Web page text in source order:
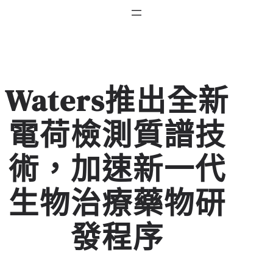
Waters推出全新
電荷檢測質譜技
術，加速新一代
生物治療藥物研
發程序